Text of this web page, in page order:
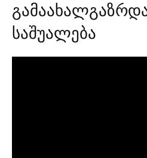
საშუალება